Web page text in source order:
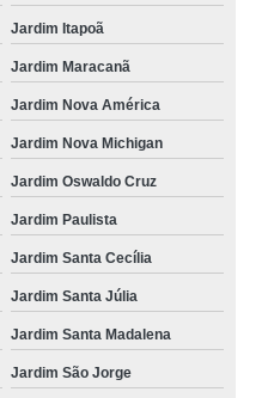
Jardim Itapoã
Jardim Maracanã
Jardim Nova América
Jardim Nova Michigan
Jardim Oswaldo Cruz
Jardim Paulista
Jardim Santa Cecília
Jardim Santa Júlia
Jardim Santa Madalena
Jardim São Jorge